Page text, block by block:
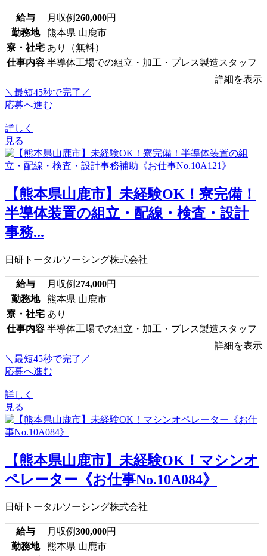
給与 月収例260,000円
勤務地
熊本県 山鹿市
寮・社宅 あり（無料）
仕事内容 半導体工場での組立・加工・プレス製造スタッフ
詳細を表示
＼最短45秒で完了／
応募へ進む
詳しく
見る
【熊本県山鹿市】未経験OK！寮完備！
半導体装置の組立・配線・検査・設計
事務...
日研トータルソーシング株式会社
給与 月収例274,000円
勤務地
熊本県 山鹿市
寮・社宅 あり
仕事内容 半導体工場での組立・加工・プレス製造スタッフ
詳細を表示
＼最短45秒で完了／
応募へ進む
詳しく
見る
【熊本県山鹿市】未経験OK！マシンオ
ペレーター《お仕事No.10A084》
日研トータルソーシング株式会社
給与 月収例300,000円
勤務地
熊本県 山鹿市